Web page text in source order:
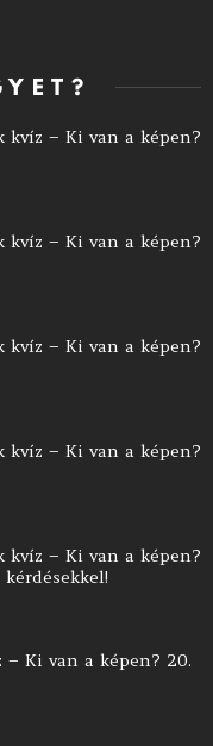
kvíz – Ki van a képen?
kvíz – Ki van a képen?
kvíz – Ki van a képen?
kvíz – Ki van a képen?
kvíz – Ki van a képen?
– Ki van a képen? 20.